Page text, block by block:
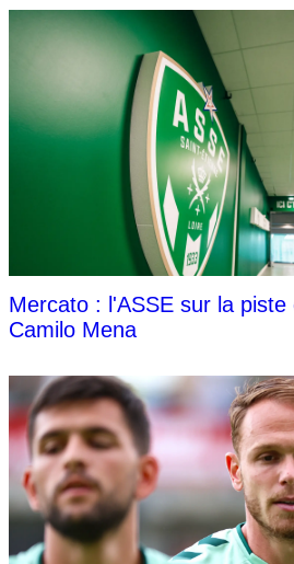
Mercato : l'ASSE sur la piste
Camilo Mena